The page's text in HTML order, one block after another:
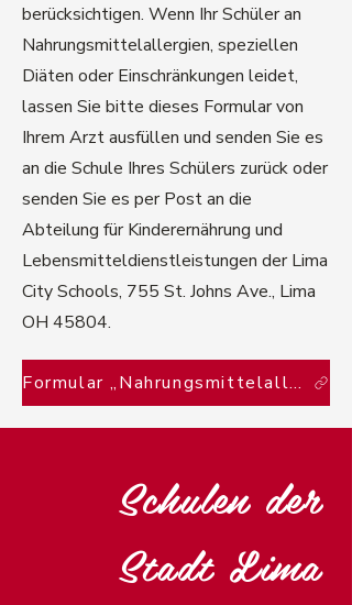
berücksichtigen. Wenn Ihr Schüler an
Nahrungsmittelallergien, speziellen
Diäten oder Einschränkungen leidet,
lassen Sie bitte dieses Formular von
Ihrem Arzt ausfüllen und senden Sie es
an die Schule Ihres Schülers zurück oder
senden Sie es per Post an die
Abteilung für Kinderernährung und
Lebensmitteldienstleistungen der Lima
City Schools, 755 St. Johns Ave., Lima
OH 45804.
Formular „Nahrungsmittelallergie“.
Schulen der
Stadt Lima